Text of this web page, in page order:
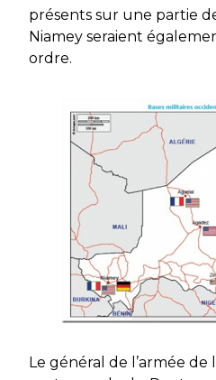
présents sur une partie
Niamey seraient
ordre.
Le général de l’armée de